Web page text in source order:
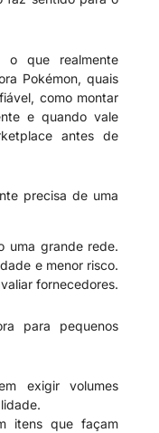
o que realmente
Pokémon, quais
como montar
e quando vale
antes de
precisa de uma
uma grande rede.
e menor risco.
fornecedores.
para pequenos
exigir volumes
itens que façam